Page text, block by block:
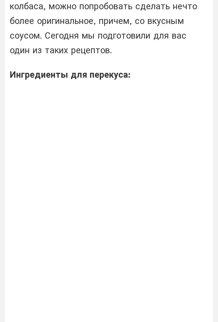
колбаса, можно попробовать сделать нечто
более оригинальное, причем, со вкусным
соусом. Сегодня мы подготовили для вас
один из таких рецептов.
Ингредиенты для перекуса: